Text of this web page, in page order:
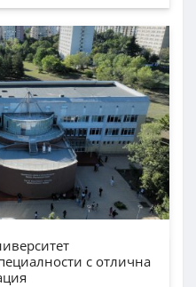
с отлична